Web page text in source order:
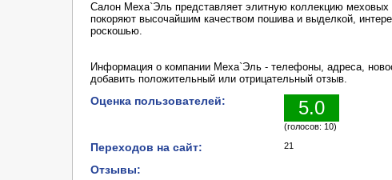
Салон Меха`Эль представляет элитную коллекцию
покоряют высочайшим качеством пошива и выделкой,
роскошью.
Информация о компании Меха`Эль - телефоны, адреса,
добавить положительный или отрицательный отзыв.
Оценка пользователей: 5.0
(голосов: 10)
Переходов на сайт: 21
Отзывы: